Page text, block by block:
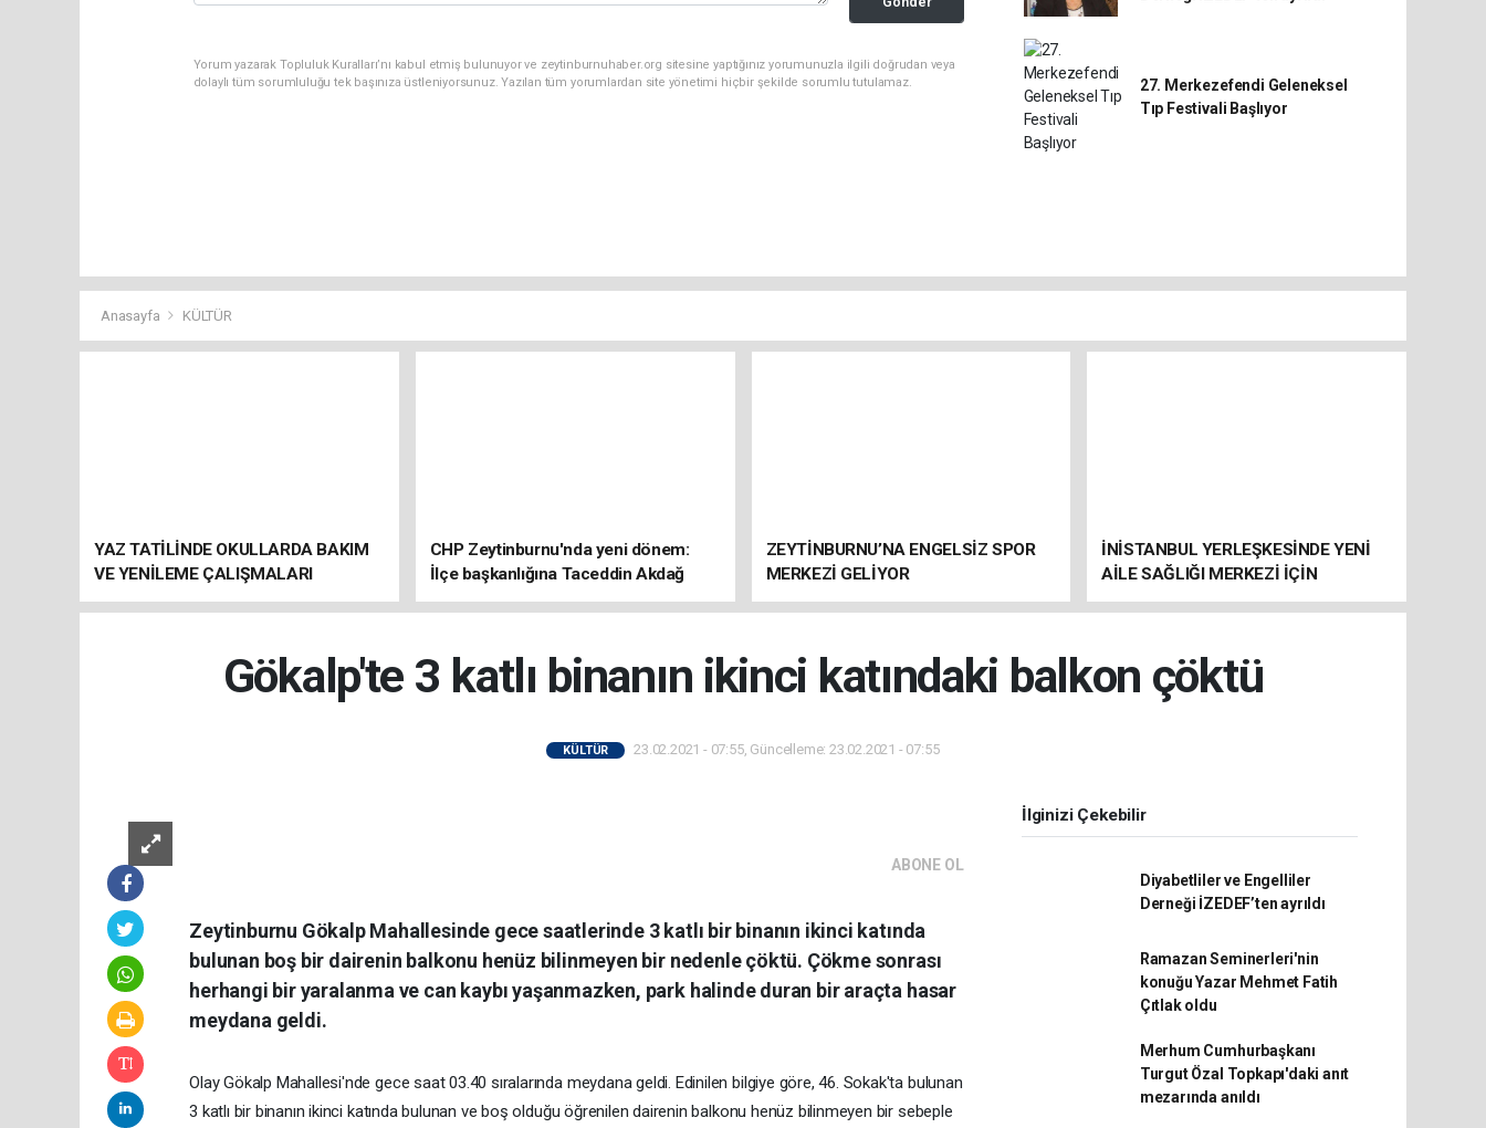
Yorum yazarak Topluluk Kuralları’nı kabul etmiş bulunuyor ve zeytinburnuhaber.org sitesine yaptığınız yorumunuzla ilgili doğrudan veya
dolaylı tüm sorumluluğu tek başınıza üstleniyorsunuz. Yazılan tüm yorumlardan site yönetimi hiçbir şekilde sorumlu tutulamaz.
27. Merkezefendi Geleneksel
Tıp Festivali Başlıyor
Anasayfa KÜLTÜR
YAZ TATİLİNDE OKULLARDA BAKIM
VE YENİLEME ÇALIŞMALARI
SÜRÜYOR
CHP Zeytinburnu'nda yeni dönem:
İlçe başkanlığına Taceddin Akdağ
atandı
ZEYTİNBURNU’NA ENGELSİZ SPOR
MERKEZİ GELİYOR
İNİSTANBUL YERLEŞKESİNDE YENİ
AİLE SAĞLIĞI MERKEZİ İÇİN
HAZIRLIKLAR SÜRÜYOR
Gökalp'te 3 katlı binanın ikinci katındaki balkon çöktü
KÜLTÜR 23.02.2021 - 07:55, Güncelleme: 23.02.2021 - 07:55
ABONE OL
Zeytinburnu Gökalp Mahallesinde gece saatlerinde 3 katlı bir binanın ikinci katında
bulunan boş bir dairenin balkonu henüz bilinmeyen bir nedenle çöktü. Çökme sonrası
herhangi bir yaralanma ve can kaybı yaşanmazken, park halinde duran bir araçta hasar
meydana geldi.
Olay Gökalp Mahallesi'nde gece saat 03.40 sıralarında meydana geldi. Edinilen bilgiye göre, 46. Sokak'ta bulunan
3 katlı bir binanın ikinci katında bulunan ve boş olduğu öğrenilen dairenin balkonu henüz bilinmeyen bir sebeple
İlginizi Çekebilir
Diyabetliler ve Engelliler
Derneği İZEDEF’ten ayrıldı
Ramazan Seminerleri'nin
konuğu Yazar Mehmet Fatih
Çıtlak oldu
Merhum Cumhurbaşkanı
Turgut Özal Topkapı'daki anıt
mezarında anıldı